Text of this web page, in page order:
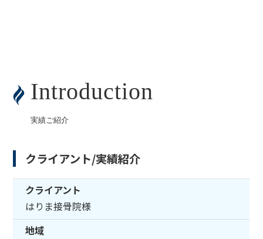
Introduction
実績ご紹介
クライアント/実績紹介
クライアント
はりま接骨院様
地域